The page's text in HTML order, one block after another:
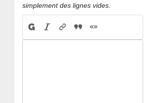
simplement des lignes vides.